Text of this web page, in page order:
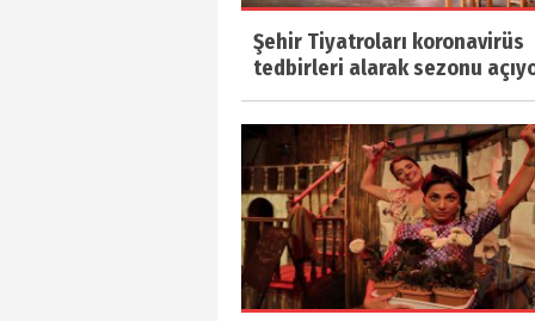
Şehir Tiyatroları koronavirüs
tedbirleri alarak sezonu